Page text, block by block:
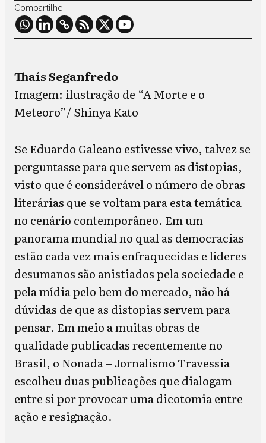
Compartilhe
Thaís Seganfredo
Imagem: ilustração de “A Morte e o
Meteoro”/ Shinya Kato
Se Eduardo Galeano estivesse vivo, talvez se
perguntasse para que servem as distopias,
visto que é considerável o número de obras
literárias que se voltam para esta temática
no cenário contemporâneo. Em um
panorama mundial no qual as democracias
estão cada vez mais enfraquecidas e líderes
desumanos são anistiados pela sociedade e
pela mídia pelo bem do mercado, não há
dúvidas de que as distopias servem para
pensar. Em meio a muitas obras de
qualidade publicadas recentemente no
Brasil, o Nonada – Jornalismo Travessia
escolheu duas publicações que dialogam
entre si por provocar uma dicotomia entre
ação e resignação.